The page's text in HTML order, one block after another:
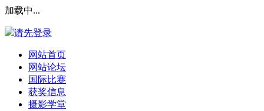
加载中...
请先登录
网站首页
网站论坛
国际比赛
获奖信息
摄影学堂